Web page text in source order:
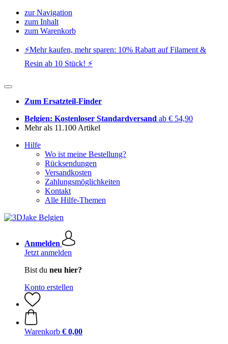
zur Navigation
zum Inhalt
zum Warenkorb
⚡️Mehr kaufen, mehr sparen: 10% Rabatt auf Filament &
Resin ab 10 Stück! ⚡️
Zum Ersatzteil-Finder
Belgien: Kostenloser Standardversand ab € 54,90
Mehr als 11.100 Artikel
Hilfe
Wo ist meine Bestellung?
Rücksendungen
Versandkosten
Zahlungsmöglichkeiten
Kontakt
Alle Hilfe-Themen
Anmelden
Jetzt anmelden
Bist du neu hier?
Konto erstellen
Warenkorb € 0,00